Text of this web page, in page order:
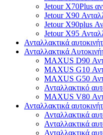
Jetour X70Plus
Jetour X90
Jetour X90plus
Jetour X95
Ανταλλακτικά
Ανταλλακτικά
MAXUS D90
MAXUS G10
MAXUS G50
Ανταλλακτικό
MAXUS V80
Ανταλλακτικά
Ανταλλακτικά
Ανταλλακτικά
Ανταλλακτικά